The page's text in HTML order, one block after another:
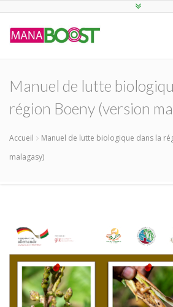
Manuel de lutte
région Boeny (version
Accueil
Manuel de lutte biologique dans la
malagasy)